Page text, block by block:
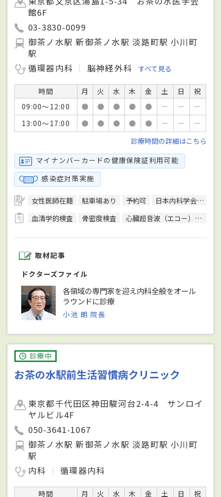
館6F
03-3830-0099
御茶ノ水駅 新御茶ノ水駅 淡路町駅 小川町
駅
循環器内科
脳神経外科 すべて見る
時間 月 火 水 木 金 土 日
祝
09:00～12:00
● ● ● ● ● － －
－
13:00～17:00
● ● ● ● ● － －
－
診療時間の詳細はこちら
マイナンバーカードの健康保険証利用可能
感染症対策実施
女性医師在籍 駐車場あり 予約可
日本内科学会総合内科専門医
血清学的検査
骨密度検査 心臓超音波（エコー）検査
取材記事
ドクターズファイル
各領域の専門家を迎え内科全般をオール
ラウンドに診療
小池 朗 院長
診療中
お茶の水駅前生活習慣病クリニック
東京都千代田区神田駿河台2-4-4 サンロイ
ヤルビル4F
050-3641-1067
御茶ノ水駅 新御茶ノ水駅 淡路町駅 小川町
駅
内科
循環器内科
時間 月 火 水 木 金 土 日
祝